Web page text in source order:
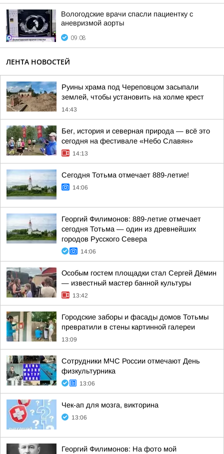
Вологодские врачи спасли пациентку с
аневризмой аорты
09:08
ЛЕНТА НОВОСТЕЙ
Руины храма под Череповцом засыпали
землей, чтобы установить на холме крест
14:43
Бег, история и северная природа — всё это
сегодня на фестивале «Небо Славян»
14:13
Сегодня Тотьма отмечает 889-летие!
14:06
Георгий Филимонов: 889-летие отмечает
сегодня Тотьма — один из древнейших
городов Русского Севера
14:06
Особым гостем площадки стал Сергей Дёмин
— известный мастер банной культуры
13:42
Городские заборы и фасады домов Тотьмы
превратили в стены картинной галереи
13:09
Сотрудники МЧС России отмечают День
физкультурника
13:06
Чек-ап для мозга, викторина
13:06
Георгий Филимонов: На фото мой